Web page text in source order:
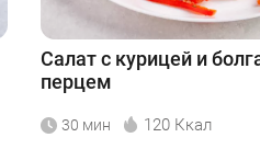
Салат с курицей и
перцем
30 мин 120 Ккал